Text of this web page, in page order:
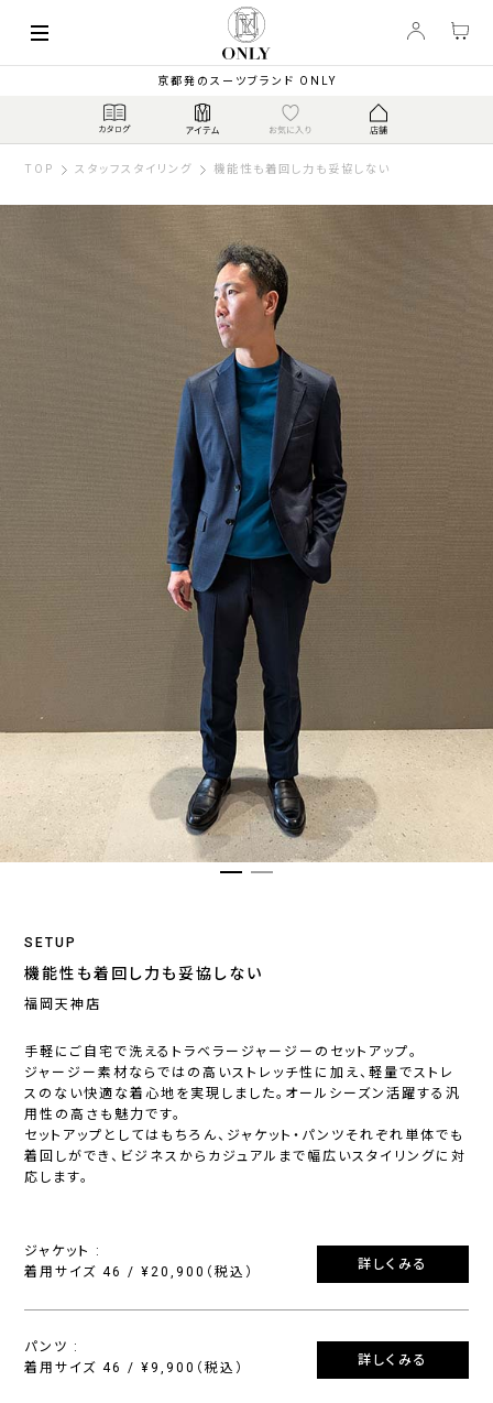
京都発のスーツブランド ONLY
TOP スタッフスタイリング 機能性も着回し力も妥協しない
SETUP
機能性も着回し力も妥協しない
福岡天神店
手軽にご自宅で洗えるトラベラージャージーのセットアップ。
ジャージー素材ならではの高いストレッチ性に加え、軽量でストレ
スのない快適な着心地を実現しました。オールシーズン活躍する汎
用性の高さも魅力です。
セットアップとしてはもちろん、ジャケット・パンツそれぞれ単体でも
着回しができ、ビジネスからカジュアルまで幅広いスタイリングに対
応します。
ジャケット :
着用サイズ 46 / ¥20,900（税込）
詳しくみる
パンツ :
着用サイズ 46 / ¥9,900（税込）
詳しくみる